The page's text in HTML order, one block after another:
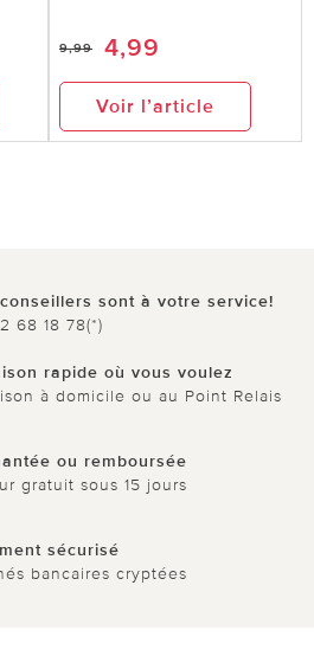
9,99 4,99
Voir l’article
sont à votre service!
68 18 78(*)
rapide où vous voulez
à domicile ou au Point Relais
ou remboursée
gratuit sous 15 jours
sécurisé
bancaires cryptées